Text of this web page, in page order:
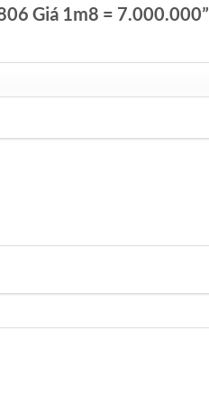
Giá 1m8 = 7.000.000”